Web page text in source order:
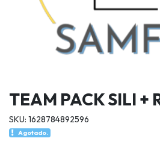
TEAM PACK SILI +
SKU: 1628784892596
Agotado.